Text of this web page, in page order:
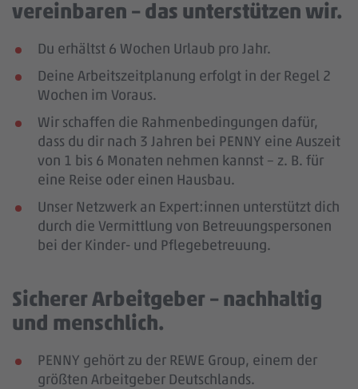
vereinbaren – das unterstützen wir.
Du erhältst 6 Wochen Urlaub pro Jahr.
Deine Arbeitszeitplanung erfolgt in der Regel 2
Wochen im Voraus.
Wir schaffen die Rahmenbedingungen dafür,
dass du dir nach 3 Jahren bei PENNY eine Auszeit
von 1 bis 6 Monaten nehmen kannst – z. B. für
eine Reise oder einen Hausbau.
Unser Netzwerk an Expert:innen unterstützt dich
durch die Vermittlung von Betreuungspersonen
bei der Kinder- und Pflegebetreuung.
Sicherer Arbeitgeber – nachhaltig
und menschlich.
PENNY gehört zu der REWE Group, einem der
größten Arbeitgeber Deutschlands.